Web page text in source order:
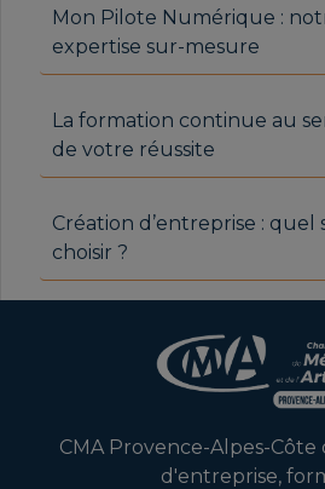
Mon Pilote Numérique :
expertise sur-mesure
La formation continue au
de votre réussite
Création d’entreprise : quel
choisir ?
CMA Provence-Alpes-Côte
d'entreprise,